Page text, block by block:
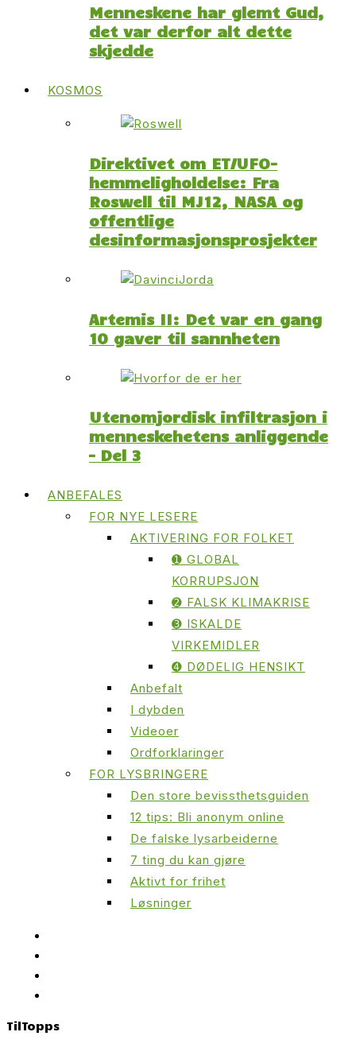
Menneskene har glemt Gud,
det var derfor alt dette
skjedde
KOSMOS
Direktivet om ET/UFO-
hemmeligholdelse: Fra
Roswell til MJ12, NASA og
offentlige
desinformasjonsprosjekter
Artemis II: Det var en gang
10 gaver til sannheten
Utenomjordisk infiltrasjon i
menneskehetens anliggende
– Del 3
ANBEFALES
FOR NYE LESERE
AKTIVERING FOR FOLKET
➊ GLOBAL
KORRUPSJON
➋ FALSK KLIMAKRISE
➌ ISKALDE
VIRKEMIDLER
➍ DØDELIG HENSIKT
Anbefalt
I dybden
Videoer
Ordforklaringer
FOR LYSBRINGERE
Den store bevissthetsguiden
12 tips: Bli anonym online
De falske lysarbeiderne
7 ting du kan gjøre
Aktivt for frihet
Løsninger
TilTopps